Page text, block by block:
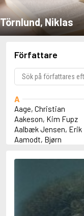
Törnlund, Niklas
Författare
A
Aage, Christian
Aakeson, Kim Fupz
Aalbæk Jensen, Erik
Aamodt, Bjørn
Abbey, Kieran
Abbott, Megan
Abdel-Fattah, Randa
Abdolah, Kader